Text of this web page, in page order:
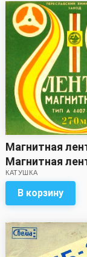
Магнитная
Магнитная
записью)
КАТУШКА
В корзину